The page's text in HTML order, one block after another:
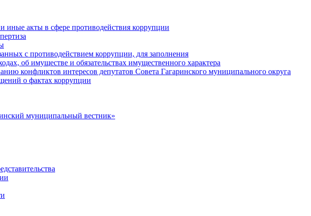
иные акты в сфере противодействия коррупции
с противодействием коррупции, для заполнения
об имуществе и обязательствах имущественного характера
конфликтов интересов депутатов Совета Гагаринского муниципального округа
о фактах коррупции
муниципальный вестник»